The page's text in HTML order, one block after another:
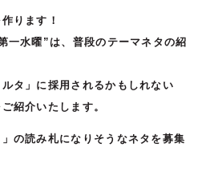
ります！
一水曜”は、普段のテーマネタの紹
タ」に採用されるかもしれない
紹介いたします。
」の読み札になりそうなネタを募集